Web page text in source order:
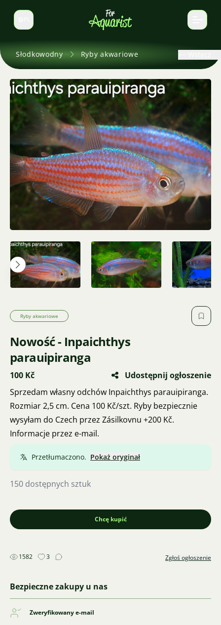
Zmień język
Słodkowodny Ryby akwariowe
Ryby akwariowe
Nowość - Inpaichthys
parauipiranga
100 Kč
Udostępnij ogłoszenie
Sprzedam własny odchów Inpaichthys parauipiranga.
Rozmiar 2,5 cm. Cena 100 Kč/szt. Ryby bezpiecznie
wysyłam do Czech przez Zásilkovnu +200 Kč.
Informacje przez e-mail.
Przetłumaczono. Pokaż oryginał
150 dostępnych sztuk
Chcę kupić
1582 3 Zgłoś ogłoszenie
Bezpieczne zakupy u nas
Zweryfikowany e-mail